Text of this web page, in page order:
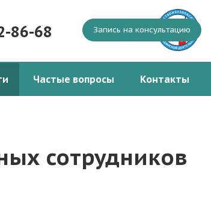
Запись на консультацию
86-68
Частые вопросы Контакты
сотрудников